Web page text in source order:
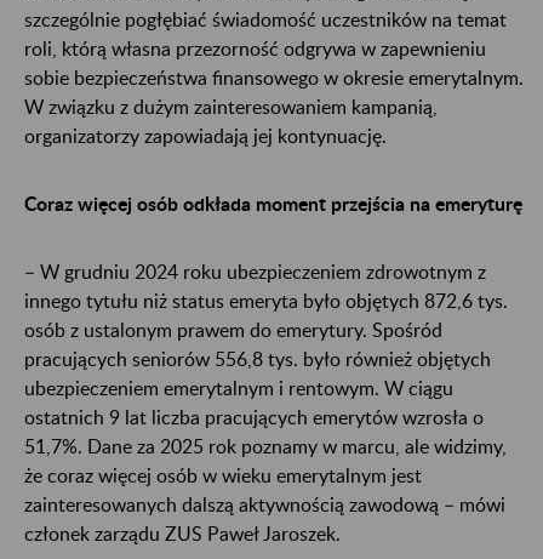
szczególnie pogłębiać świadomość uczestników na temat
roli, którą własna przezorność odgrywa w zapewnieniu
sobie bezpieczeństwa finansowego w okresie emerytalnym.
W związku z dużym zainteresowaniem kampanią,
organizatorzy zapowiadają jej kontynuację.
Coraz więcej osób odkłada moment przejścia na emeryturę
– W grudniu 2024 roku ubezpieczeniem zdrowotnym z
innego tytułu niż status emeryta było objętych 872,6 tys.
osób z ustalonym prawem do emerytury. Spośród
pracujących seniorów 556,8 tys. było również objętych
ubezpieczeniem emerytalnym i rentowym. W ciągu
ostatnich 9 lat liczba pracujących emerytów wzrosła o
51,7%. Dane za 2025 rok poznamy w marcu, ale widzimy,
że coraz więcej osób w wieku emerytalnym jest
zainteresowanych dalszą aktywnością zawodową – mówi
członek zarządu ZUS Paweł Jaroszek.